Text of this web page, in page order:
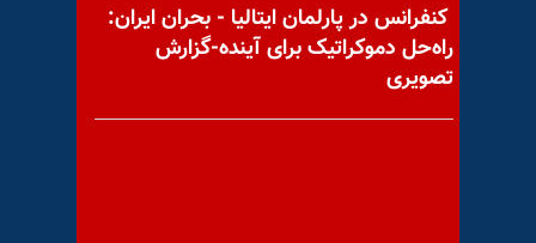
کنفرانس در پارلمان ایتالیا - بحران ایران:
راه‌حل دموکراتیک برای آینده-گزارش
تصویری